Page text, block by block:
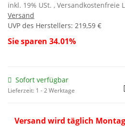
inkl. 19% USt. , Versandkostenfreie
Versand
UVP des Herstellers: 219,59 €
Sie sparen 34.01%
Sofort verfügbar
Lieferzeit: 1 - 2 Werktage
Versand wird täglich